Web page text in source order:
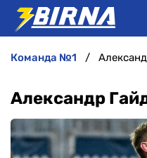
ІНТЕРВ'Ю
команда №1
Александр